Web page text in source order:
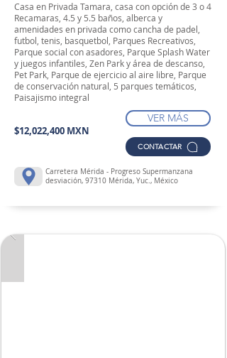
Casa en Privada Tamara, casa con opción de 3 o 4
Recamaras, 4.5 y 5.5 baños, alberca y
amenidades en privada como cancha de padel,
futbol, tenis, basquetbol, Parques Recreativos,
Parque social con asadores, Parque Splash Water
y juegos infantiles, Zen Park y área de descanso,
Pet Park, Parque de ejercicio al aire libre, Parque
de conservación natural, 5 parques temáticos,
Paisajismo integral
$12,022,400 MXN
VER MÁS
CONTACTAR
Carretera Mérida - Progreso Supermanzana
desviación, 97310 Mérida, Yuc., México